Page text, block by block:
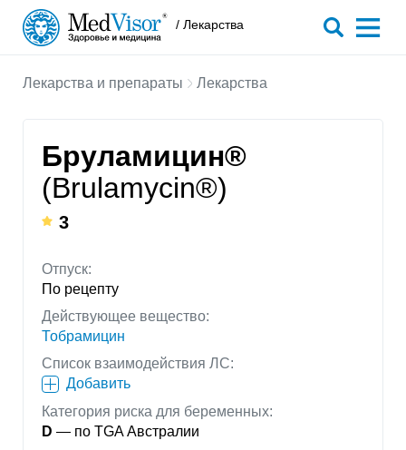
/ Лекарства
Лекарства и препараты Лекарства
Бруламицин®
(Brulamycin®)
3
Отпуск:
По рецепту
Действующее вещество:
Тобрамицин
Список взаимодействия ЛС:
Добавить
Категория риска для беременных:
D — по TGA Австралии